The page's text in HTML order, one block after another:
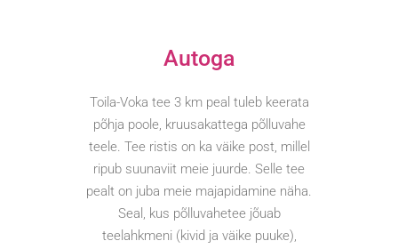
Autoga
Toila-Voka tee 3 km peal tuleb keerata
põhja poole, kruusakattega põlluvahe
teele. Tee ristis on ka väike post, millel
ripub suunaviit meie juurde. Selle tee
pealt on juba meie majapidamine näha.
Seal, kus põlluvahetee jõuab
teelahkmeni (kivid ja väike puuke),